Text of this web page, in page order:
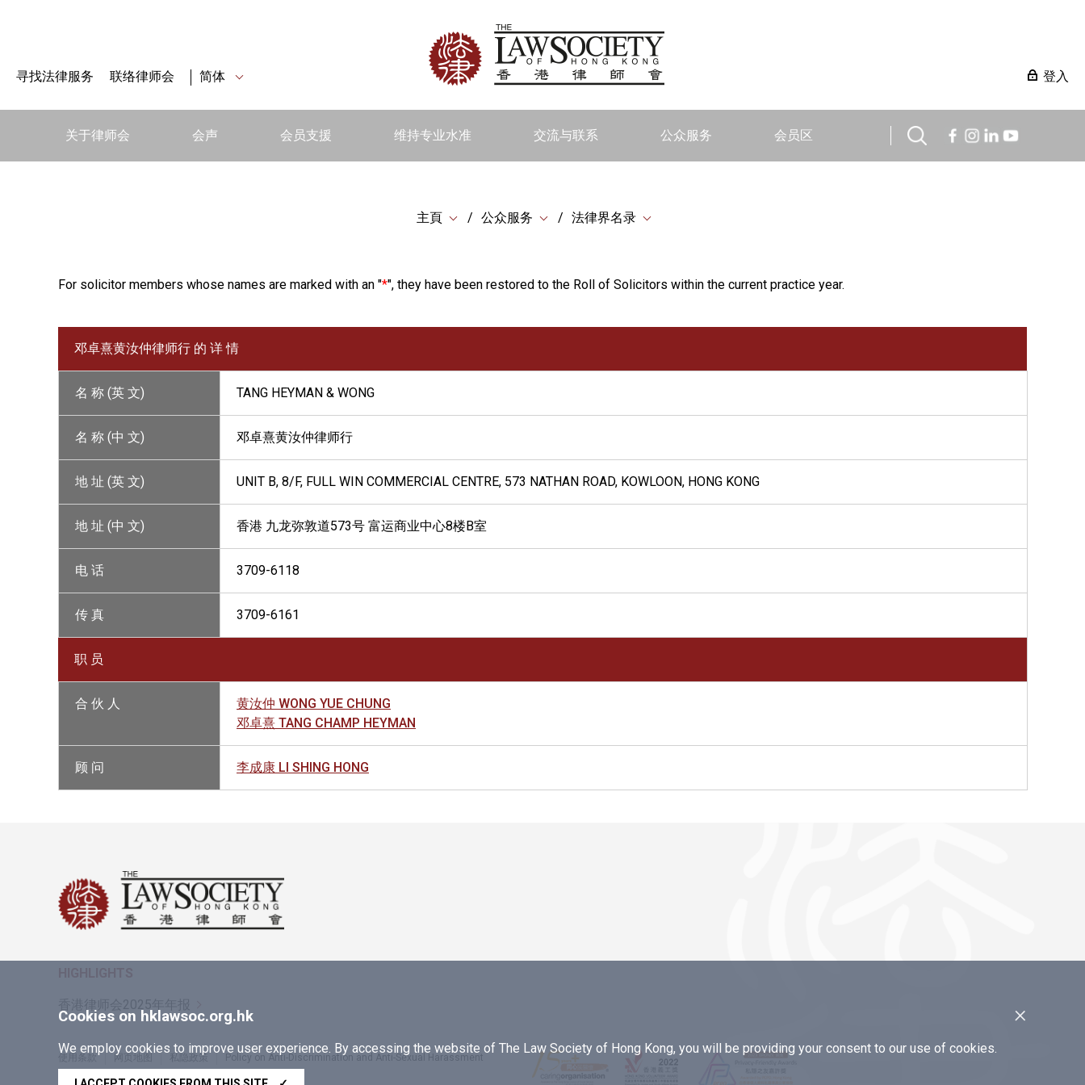
寻找法律服务 联络律师会 简体 登入
关于律师会 会声 会员支援 维持专业水准 交流与联系 公众服务 会员区
主頁 公众服务 法律界名录
For solicitor members whose names are marked with an "*", they have been restored to the Roll of Solicitors within the current practice year.
邓卓熹黄汝仲律师行 的 详 情
名 称 (英 文) TANG HEYMAN & WONG
名 称 (中 文) 邓卓熹黄汝仲律师行
地 址 (英 文) UNIT B, 8/F, FULL WIN COMMERCIAL CENTRE, 573 NATHAN ROAD, KOWLOON, HONG KONG
地 址 (中 文) 香港 九龙弥敦道573号 富运商业中心8楼B室
电 话 3709-6118
传 真 3709-6161
职 员
合 伙 人
黄汝仲 WONG YUE CHUNG
邓卓熹 TANG CHAMP HEYMAN
顾 问 李成康 LI SHING HONG
×
Cookies on hklawsoc.org.hk
We employ cookies to improve user experience. By accessing the website of The Law Society of Hong Kong, you will be providing your consent to our use of cookies.
香港律师会2025年年报
网页地图 私隐政策
Policy on Anti-Discrimination and Anti-Sexual Harassment
Copyright © 2026 香港律师会版权所有，不得转载